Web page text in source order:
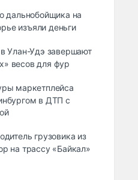
дальнобойщика на
изъяли деньги
Улaн-Удэ зaвepшaют
вecoв для фyp
маркетплейса
в ДТП с
грузовика из
на трассу «Байкал»